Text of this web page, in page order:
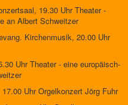
19.30 Uhr Theater -
an Albert Schweitzer
Kirchenmusik, 20.00 Uhr
Uhr Theater - eine europäisch-
Uhr Orgelkonzert Jörg Fuhr